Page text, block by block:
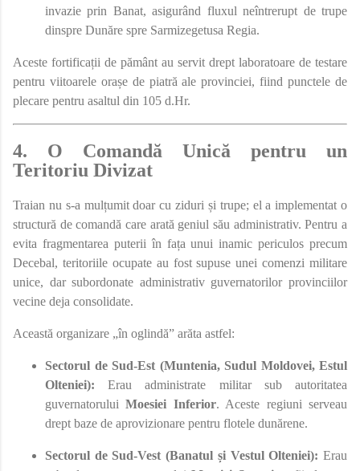
invazie prin Banat, asigurând fluxul neîntrerupt de trupe
dinspre Dunăre spre Sarmizegetusa Regia.
Aceste fortificații de pământ au servit drept laboratoare de testare
pentru viitoarele orașe de piatră ale provinciei, fiind punctele de
plecare pentru asaltul din 105 d.Hr.
4. O Comandă Unică pentru un
Teritoriu Divizat
Traian nu s-a mulțumit doar cu ziduri și trupe; el a implementat o
structură de comandă care arată geniul său administrativ. Pentru a
evita fragmentarea puterii în fața unui inamic periculos precum
Decebal, teritoriile ocupate au fost supuse unei comenzi militare
unice, dar subordonate administrativ guvernatorilor provinciilor
vecine deja consolidate.
Această organizare „în oglindă” arăta astfel:
Sectorul de Sud-Est (Muntenia, Sudul Moldovei, Estul
Olteniei): Erau administrate militar sub autoritatea
guvernatoruluiMoesiei Inferior. Aceste regiuni serveau
drept baze de aprovizionare pentru flotele dunărene.
Sectorul de Sud-Vest (Banatul și Vestul Olteniei): Erau